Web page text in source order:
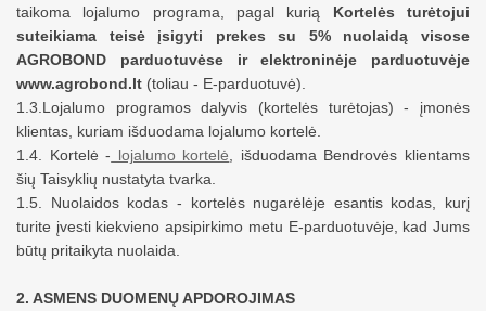
taikoma lojalumo programa, pagal kurią Kortelėsturėtojui
suteikiama teisė įsigyti prekes su 5% nuolaidą visose
AGROBOND parduotuvėse ir elektroninėje parduotuvėje
www.agrobond.lt (toliau - E-parduotuvė).
1.3.Lojalumo programos dalyvis (kortelės turėtojas) - įmonės
klientas, kuriam išduodama lojalumo kortelė.
1.4. Kortelė - lojalumo kortelė , išduodama Bendrovės klientams
šių Taisyklių nustatyta tvarka.
1.5. Nuolaidos kodas - kortelės nugarėlėje esantis kodas , kurį
turite įvesti kiekvieno apsipirkimo metu E-parduotuvėje, kad Jums
būtų pritaikyta nuolaida
2. ASMENS DUOMENŲ APDOROJIMAS